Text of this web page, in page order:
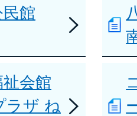
館
会館
ラザ ね